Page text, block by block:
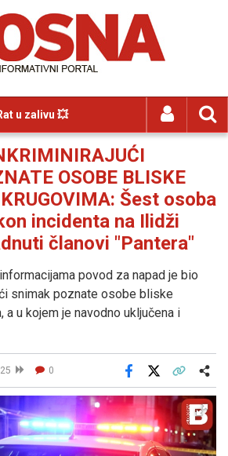
u zalivu 💥
OSOBE BLISKE
Šest osoba
incidenta na Ilidži
članovi "Pantera"
povod za napad je bio
snimak poznate osobe bliske
u kojem je navodno uključena i
0
Facebook